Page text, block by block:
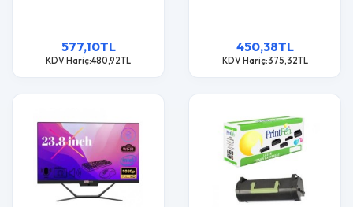
577,10TL
KDV Hariç:480,92TL
450,38TL
KDV Hariç:375,32TL